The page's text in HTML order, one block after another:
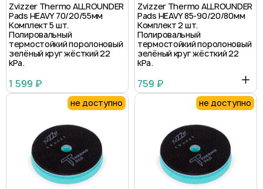
Zvizzer Thermo ALLROUNDER
Pads HEAVY 70/20/55мм
Комплект 5 шт.
Полировальный
термостойкий поролоновый
зелёный круг жёсткий 22
kPa.
1 599 ₽
Zvizzer Thermo ALLROUNDER
Pads HEAVY 85-90/20/80мм
Комплект 2 шт.
Полировальный
термостойкий поролоновый
зелёный круг жёсткий 22
kPa.
759 ₽
не доступно не доступно